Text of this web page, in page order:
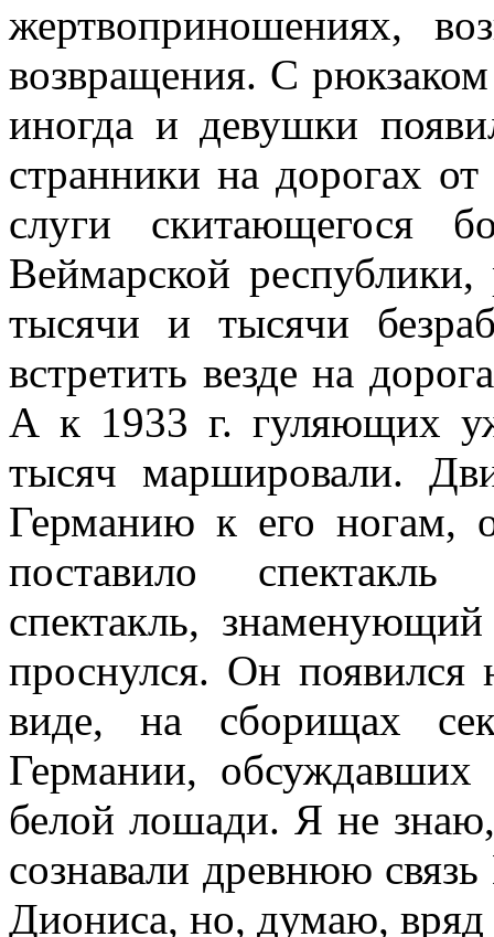
жертвоприношениях,
возвращения. С
иногда и девушки
странники на дорогах
слуги скитающегося
Веймарской
тысячи и тысячи
встретить везде на
А к 1933 г. гуляющих
тысяч маршировали.
Германию к его ногам,
поставило
спектакль,
проснулся. Он появился
виде, на сборищах
Германии, обсуждавших
белой лошади. Я не
сознавали древнюю
Диониса, но, думаю, вряд